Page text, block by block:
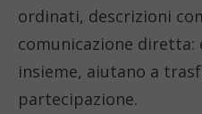
ordinati, descrizioni
comunicazione diretta:
insieme, aiutano a
partecipazione.